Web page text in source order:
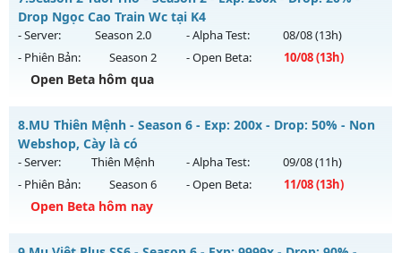
Thể loại: Mu Nguyên bản Webzen
Antihack: XShield
Mu mới ra tháng 08 2026 - Mở máy chủ
13h ngày 06/08/2626
Exp: 1000x - Drop: 20%
Kiểu reset: Reset In Game
Antihack: GameGuard
Drop Ngọc Cao Train Wc tại K4
- Server: Season 2.0 - Alpha Test: 08/08(13h)
- Phiên Bản:
Season 2 - Open Beta: 10/08(13h)
Open Beta hôm qua
Season 2 Tuổi Thơ - Drop Ngọc Cao Train Wc tại K4
Mu mới ra tháng 08 2026 - Mở máy chủ
ngày 10/08/2626
Exp: 200x - Drop: 20%
Kiểu reset: Reset In Game
8.MU Thiên Mệnh - Season 6 - Exp: 200x - Drop: 50% - Non
Webshop, Cày là có
- Server: Thiên Mệnh - Alpha Test: 09/08(11h)
- Phiên Bản:
Season 6 - Open Beta: 11/08(13h)
Open Beta hôm nay
MU Thiên Mệnh - Non Webshop, Cày là có